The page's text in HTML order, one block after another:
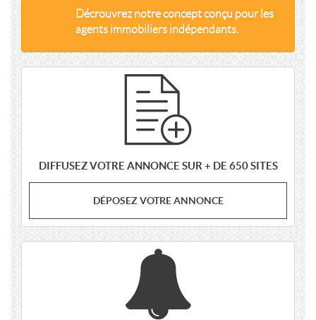
Décrouvrez notre concept conçu pour les
agents immobiliers indépendants.
DIFFUSEZ VOTRE ANNONCE SUR + DE 650 SITES
DÉPOSEZ VOTRE ANNONCE